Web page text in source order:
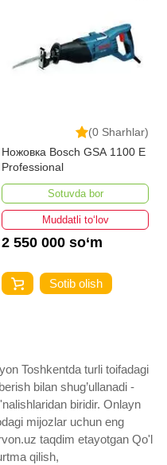
(0 Sharhlar)
Ножовка Bosch GSA 1100 E
Professional
Sotuvda bor
Muddatli to‘lov
2 550 000 so‘m
Sotib olish
Toshkentda turli toifadagi
bilan shug’ullanadi
biridir. Onlayn
mijozlar uchun eng
taqdim etayotgan Qo'l
qilish,